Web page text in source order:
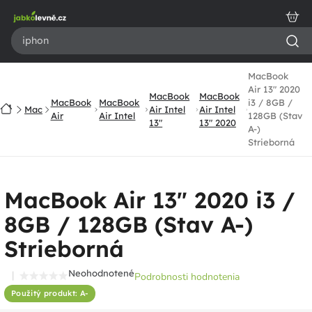
obsah
Domov
Mac
MacBook
Air
MacBook
Air Intel
MacBook
Air Intel
13"
MacBook
Air Intel
13" 2020
MacBook
Air 13" 2020
i3 / 8GB /
128GB (Stav
A-)
Strieborná
MacBook Air 13" 2020 i3 /
8GB / 128GB (Stav A-)
Strieborná
Použitý produkt: A-
Priemerné
hodnotenie
NeohodnotenéPodrobnosti hodnotenia